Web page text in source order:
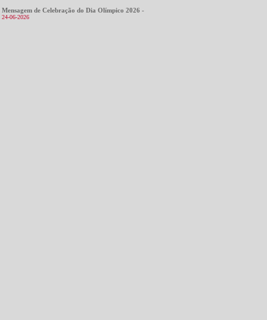
Mensagem de Celebração do Dia Olímpico 2026 -
24-06-2026